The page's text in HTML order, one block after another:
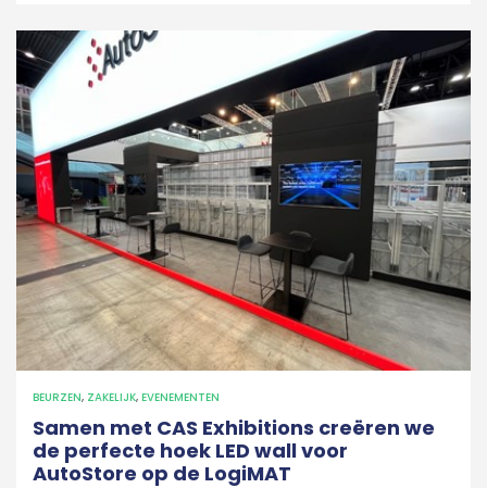
BEURZEN, ZAKELIJK, EVENEMENTEN
Samen met CAS Exhibitions creëren we
de perfecte hoek LED wall voor
AutoStore op de LogiMAT